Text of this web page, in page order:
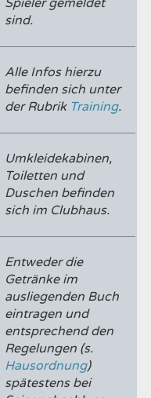
Spieler gemeldet
sind.
Alle Infos hierzu
befinden sich unter
der Rubrik Training.
Umkleidekabinen,
Toiletten und
Duschen befinden
sich im Clubhaus.
Entweder die
Getränke im
ausliegenden Buch
eintragen und
entsprechend den
Regelungen (s.
Hausordnung)
spätestens bei